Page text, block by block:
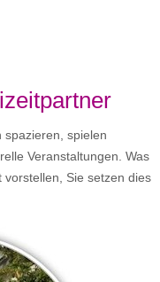
spazieren, spielen
Veranstaltungen. Was
Sie setzen dies